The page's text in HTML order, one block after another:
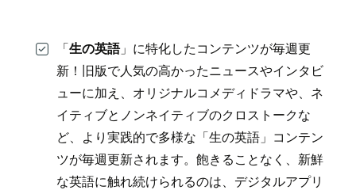
「 生の英語」に特化したコンテンツが毎週更
新！旧版で人気の高かったニュースやインタビ
ューに加え、オリジナルコメディドラマや、ネ
イティブとノンネイティブのクロストークな
ど、より実践的で多様な「生の英語」コンテン
ツが毎週更新されます。飽きることなく、新鮮
な英語に触れ続けられるのは、デジタルアプリ